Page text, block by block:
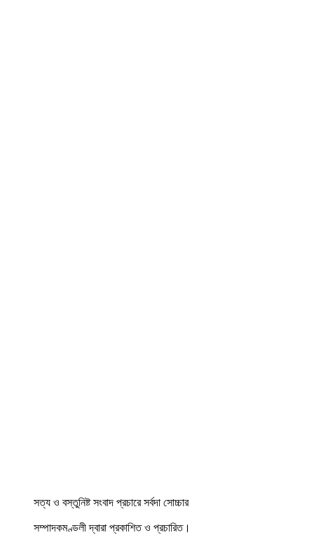
সত্য ও বস্তুনিষ্ট সংবাদ প্রচারে সর্বদা সোচ্চার
সম্পাদকমণ্ডলী দ্বারা প্রকাশিত ও প্রচারিত।